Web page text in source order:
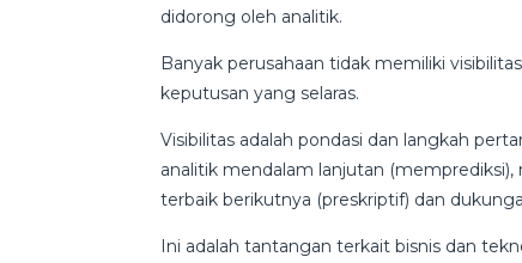
didorong oleh analitik.
Banyak perusahaan tidak memiliki
keputusan yang selaras.
Visibilitas adalah pondasi dan langkah
analitik mendalam lanjutan
terbaik berikutnya (preskriptif) dan
Ini adalah tantangan terkait bisnis dan